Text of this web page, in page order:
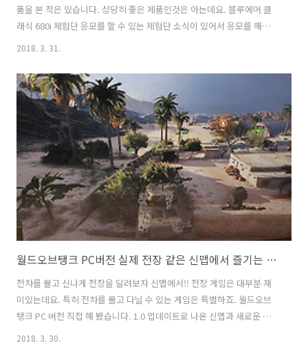
품을 본 적은 있습니다. 상당히 좋은 제품인것은 아는데요. 블루에어 클
래식 680i 체험단 응모를 할 수 있는 체험단 소식이 있어서 응모를 해봅
니다. 블루에어 이벤트를 통해서 20인 체험단 모집을 하는데요. 블루에
지에 대해서 사람들의 관심이 계속 올라가고 있는데요. 그도 그럴것이 봄
에 날씨가 좋아서 나들이를 많이 해야하는데 초미세먼지 미세먼지 때문
에 밖에 나가지 말라고 방송이 나올 정도니까요. 좋은 제품 인것은 알겠
는데 시연하는것만 본적이 있고 직접 써본적이 없어서 아쉬웠는데요. 20
인 체험단에 뽑히게 된다면 아주 글을 자세히 써볼 생각 입니다. 소음 테
스트..
2018. 3. 31.
월드오브탱크 PC버전 실제 전장 같은 신맵에서 즐기는 전차게임
전차를 몰고 신나게 전장을 달려보자 신맵에서!! 전장 게임은 대부분 재
미있는데요. 특히 전차를 몰고 다닐 수 있는 게임은 특별하죠. 월드오브
탱크 PC 버전 직접 해 봤습니다. 1.0 업데이트로 나온 신맵과 새로운 부
2018. 3. 30.